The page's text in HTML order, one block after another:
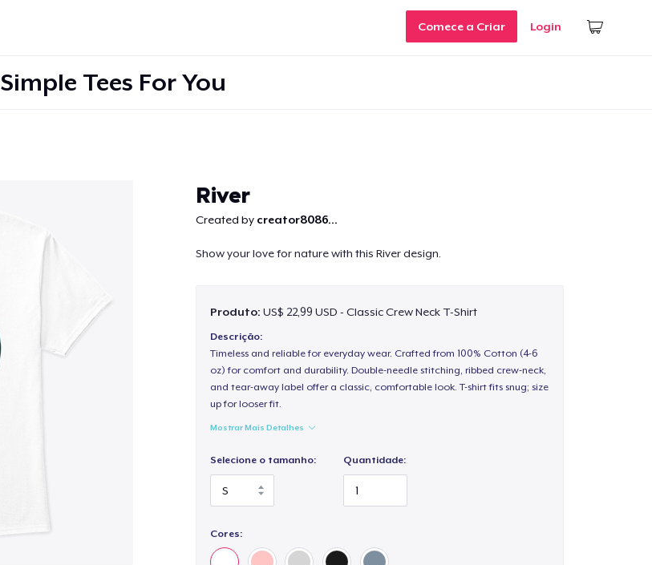
Comece a Criar Login
Simple Tees For You
River
Created by creator8086...
Show your love for nature with this River design.
Produto: US$ 22,99 USD - Classic Crew Neck T-Shirt
Descrição:
Timeless and reliable for everyday wear. Crafted from 100% Cotton (4-6
oz) for comfort and durability. Double-needle stitching, ribbed crew-neck,
and tear-away label offer a classic, comfortable look. T-shirt fits snug; size
up for looser fit.
Mostrar Mais Detalhes
Selecione o tamanho: Quantidade:
Cores: